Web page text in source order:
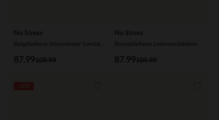
No Stress
109.99
87.99
No Stress
Bronzefarbene Ledersandaletten
109.99
87.99